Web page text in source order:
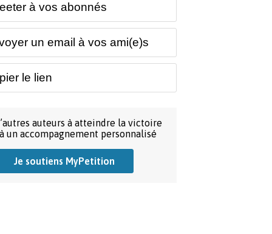
à vos abonnés
un email à vos ami(e)s
le lien
auteurs à atteindre la victoire
un accompagnement personnalisé
Je soutiens MyPetition